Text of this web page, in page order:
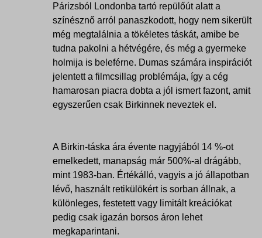
Párizsból Londonba tartó repülőút alatt a
színésznő arról panaszkodott, hogy nem sikerült
még megtalálnia a tökéletes táskát, amibe be
tudna pakolni a hétvégére, és még a gyermeke
holmija is beleférne. Dumas számára inspirációt
jelentett a filmcsillag problémája, így a cég
hamarosan piacra dobta a jól ismert fazont, amit
egyszerűen csak Birkinnek neveztek el.
A Birkin-táska ára évente nagyjából 14 %-ot
emelkedett, manapság már 500%-al drágább,
mint 1983-ban. Értékálló, vagyis a jó állapotban
lévő, használt retikülökért is sorban állnak, a
különleges, festetett vagy limitált kreációkat
pedig csak igazán borsos áron lehet
megkaparintani.